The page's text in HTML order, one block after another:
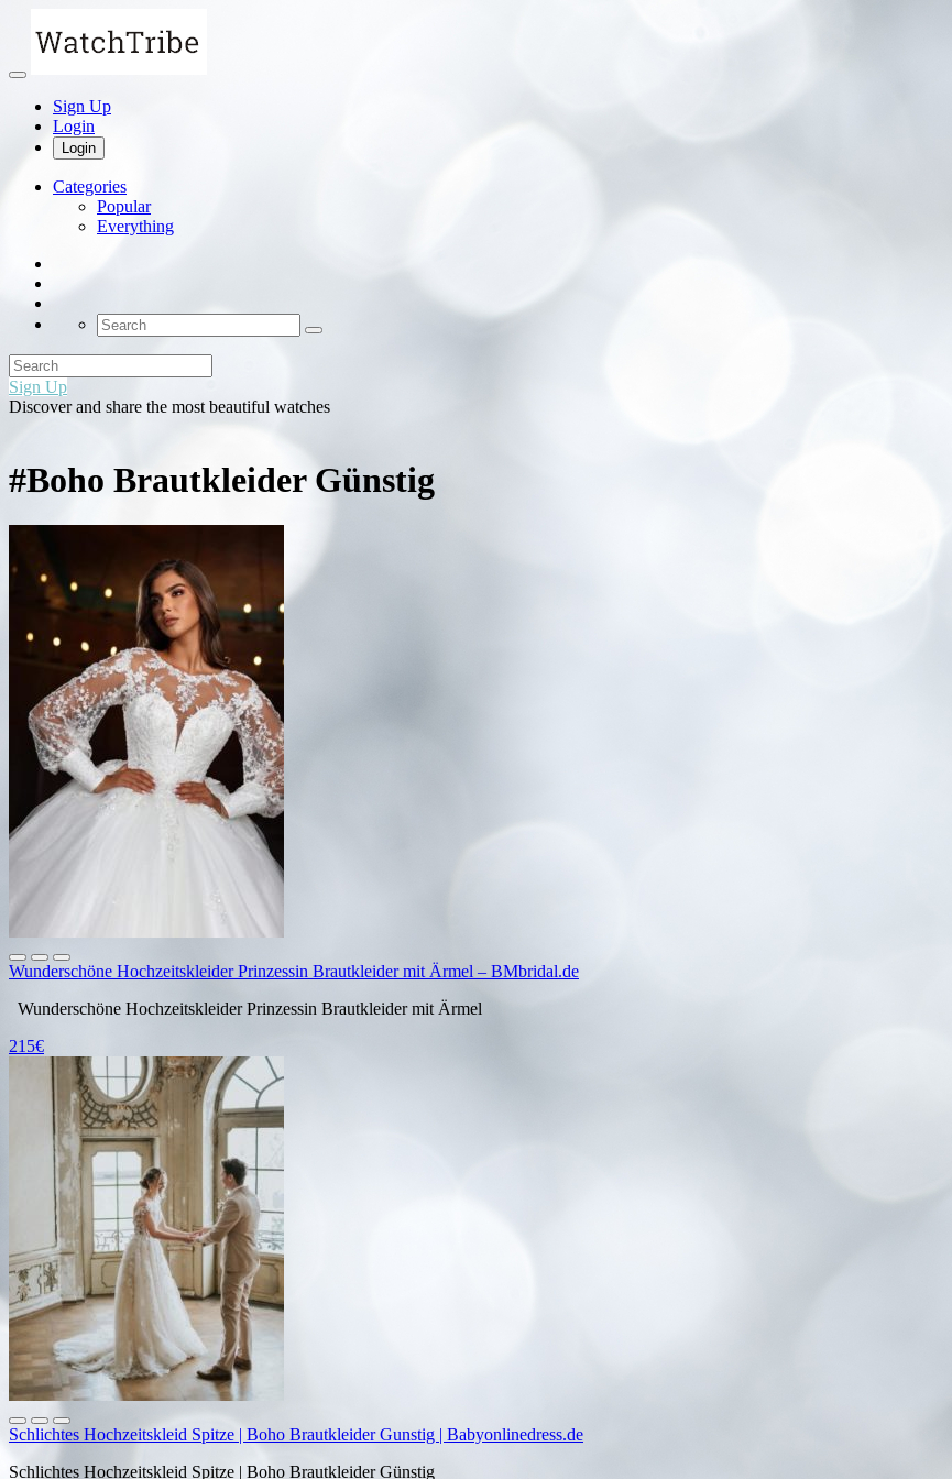
Sign Up
Login
Login
Categories
Popular
Everything
Sign Up
Discover and share the most beautiful watches
#Boho Brautkleider Günstig
Wunderschöne Hochzeitskleider Prinzessin Brautkleider mit Ärmel – BMbridal.de
Wunderschöne Hochzeitskleider Prinzessin Brautkleider mit Ärmel
215€
Schlichtes Hochzeitskleid Spitze | Boho Brautkleider Gunstig | Babyonlinedress.de
Schlichtes Hochzeitskleid Spitze | Boho Brautkleider Günstig